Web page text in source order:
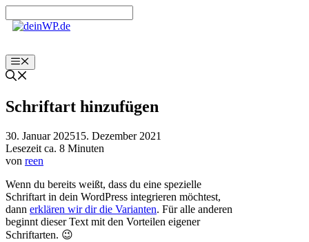
Inhalt
Menü
Schriftart hinzufügen
30. Januar 202515. Dezember 2021
Lesezeit ca. 8 Minuten
von reen
Wenn du bereits weißt, dass du eine spezielle
Schriftart in dein WordPress integrieren möchtest,
dann erklären wir dir die Varianten. Für alle anderen
beginnt dieser Text mit den Vorteilen eigener
Schriftarten. 😉